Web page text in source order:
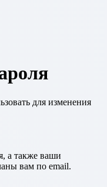
для изменения
а также ваши
вам по email.